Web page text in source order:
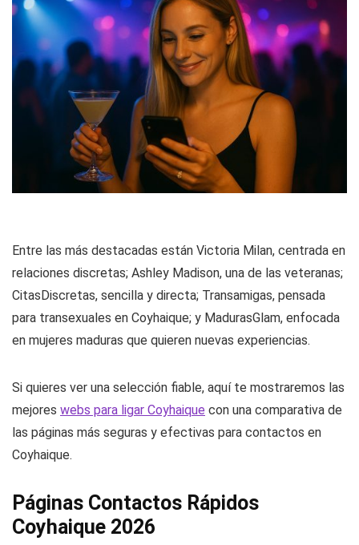
Entre las más destacadas están Victoria Milan, centrada en
relaciones discretas; Ashley Madison, una de las veteranas;
CitasDiscretas, sencilla y directa; Transamigas, pensada
para transexuales en Coyhaique; y MadurasGlam, enfocada
en mujeres maduras que quieren nuevas experiencias.
Si quieres ver una selección fiable, aquí te mostraremos las
mejores webs para ligar Coyhaique con una comparativa de
las páginas más seguras y efectivas para contactos en
Coyhaique.
Páginas Contactos Rápidos
Coyhaique 2026